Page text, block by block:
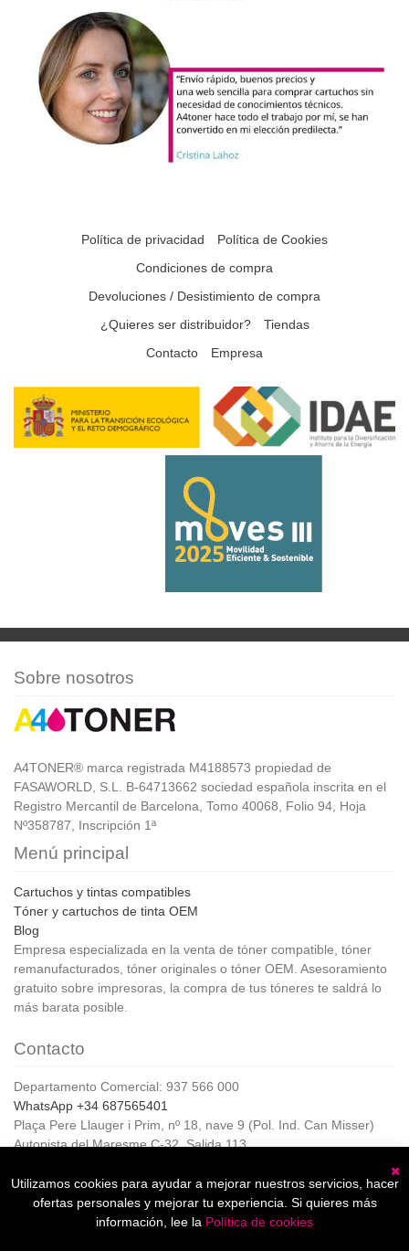
Política de privacidad
Política de Cookies
Condiciones de compra
Devoluciones / Desistimiento de compra
¿Quieres ser distribuidor?
Tiendas
Contacto
Empresa
Sobre nosotros
A4TONER® marca registrada M4188573 propiedad de
FASAWORLD, S.L. B-64713662 sociedad española inscrita en el
Registro Mercantil de Barcelona, Tomo 40068, Folio 94, Hoja
Nº358787, Inscripción 1ª
Menú principal
Cartuchos y tintas compatibles
Tóner y cartuchos de tinta OEM
Blog
Empresa especializada en la venta de tóner compatible, tóner
remanufacturados, tóner originales o tóner OEM. Asesoramiento
gratuito sobre impresoras, la compra de tus tóneres te saldrá lo
más barata posible.
Contacto
Departamento Comercial: 937 566 000
WhatsApp +34 687565401
Plaça Pere Llauger i Prim, nº 18, nave 9 (Pol. Ind. Can Misser)
Autopista del Maresme C-32, Salida 113
Horario de Atención al cliente:
De lunes a jueves de 8:00 a 17:00,
Viernes de 8:00 a 15:00
Utilizamos cookies para ayudar a mejorar nuestros servicios, hacer
ofertas personales y mejorar tu experiencia. Si quieres más
información, lee la Política de cookies